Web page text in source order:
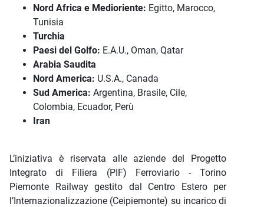
Nord Africa e Medioriente: Egitto, Marocco,
Tunisia
Turchia
Paesi del Golfo: E.A.U., Oman, Qatar
Arabia Saudita
Nord America: U.S.A., Canada
Sud America: Argentina, Brasile, Cile,
Colombia, Ecuador, Perù
Iran
L’iniziativa è riservata alle aziende del Progetto
Integrato di Filiera (PIF) Ferroviario - Torino
Piemonte Railway gestito dal Centro Estero per
l’Internazionalizzazione (Ceipiemonte) su incarico di